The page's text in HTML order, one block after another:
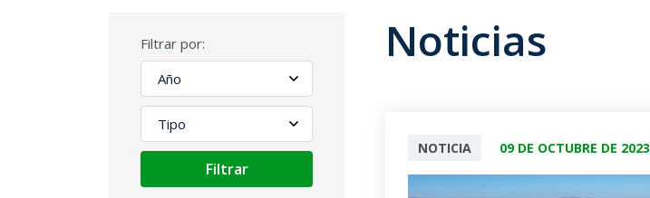
Filtrar por:
Filtrar
Noticias
NOTICIA 09 DE OCTUBRE DE 2023